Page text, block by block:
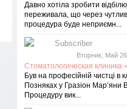
Давно хотіла зробити
переживала, що через
процедура буде неприємн...
Subscriber
Вторник, Май
Стоматологическая клиника
Був на професійній чистці в
Позняках у Гразіон Мар’яни
Процедуру вик...